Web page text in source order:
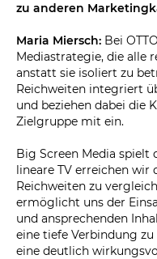
zu anderen
Maria Miersch: Bei
Mediastrategie, die alle
anstatt sie isoliert zu
Reichweiten integriert
und beziehen dabei die
Zielgruppe mit ein.
Big Screen Media spielt
lineare TV erreichen
Reichweiten zu
ermöglicht uns der
und ansprechenden
eine tiefe Verbindung
eine deutlich